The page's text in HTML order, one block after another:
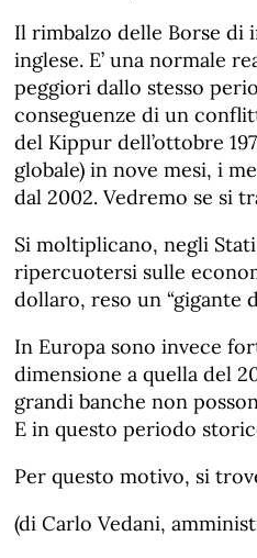
Il rimbalzo delle Borse di
inglese. E’ una normale
peggiori dallo stesso
conseguenze di un
del Kippur dell’ottobre
globale) in nove mesi, i
dal 2002. Vedremo se si
Si moltiplicano, negli
ripercuotersi sulle
dollaro, reso un “gigante
In Europa sono invece
dimensione a quella del
grandi banche non
E in questo periodo
Per questo motivo, si
(di Carlo Vedani,